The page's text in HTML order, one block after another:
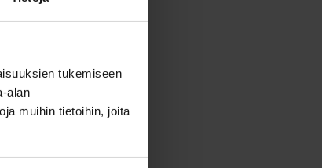
tukemiseen
alan
muihin tietoihin, joita